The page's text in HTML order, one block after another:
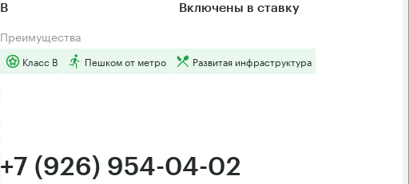
B Включены в ставку
Преимущества
Класс B Пешком от метро Развитая инфраструктура
+7 (926) 954-04-02